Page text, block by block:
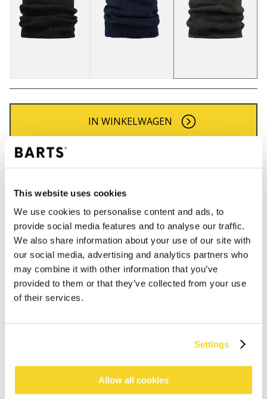
This website uses cookies
We use cookies to personalise content and ads, to
provide social media features and to analyse our traffic.
We also share information about your use of our site with
our social media, advertising and analytics partners who
may combine it with other information that you’ve
provided to them or that they’ve collected from your use
of their services.
Settings
Allow all cookies
IN WINKELWAGEN
Gratis verzending voor orders boven € 50,- binnen
Binnen 30 dagen retourneren
BESCHRIJVING
Col voor jongens
Afmetingen: 26 x 25 cm (hoogte x breedte)
Perfect te combineren met de Kinabalu Beanie
MATERIAAL EN DETAILS